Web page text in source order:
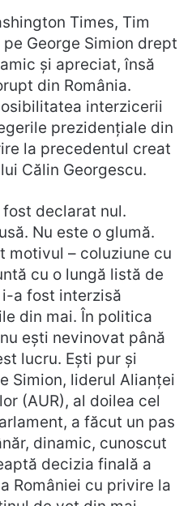
Times, Tim
George Simion drept
și apreciat, însă
din România.
interzicerii
prezidențiale din
la precedentul creat
Călin Georgescu.
fost declarat nul.
Nu este o glumă.
motivul – coluziune cu
cu o lungă listă de
a fost interzisă
din mai. În politica
ești nevinovat până
lucru. Ești pur și
Simion, liderul Alianței
(AUR), al doilea cel
a făcut un pas
dinamic, cunoscut
decizia finală a
României cu privire la